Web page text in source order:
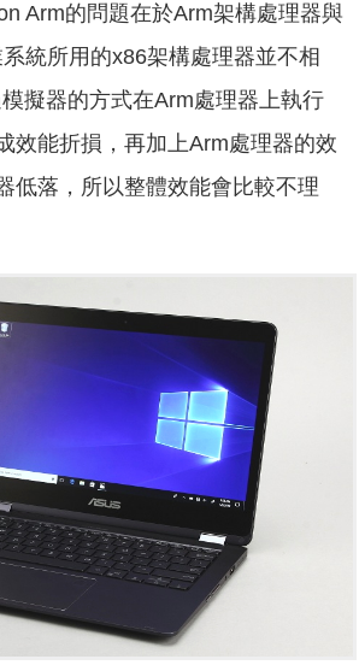
Arm的問題在於Arm架構處理器與
統所用的x86架構處理器並不相
擬器的方式在Arm處理器上執行
效能折損，再加上Arm處理器的效
低落，所以整體效能會比較不理